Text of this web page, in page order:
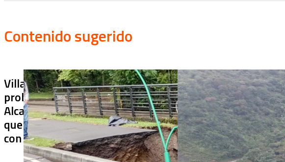
Contenido sugerido
Villa Julia no puede tapar el
problema: ¿qué hará la
Alcaldía con los puentes
que ya colapsaron y siguen
con soluciones temporales?
¿De qué sirve un puente
terminado si no se puede
usar? Chirajara sigue
cerrado más de dos años
después de su entrega